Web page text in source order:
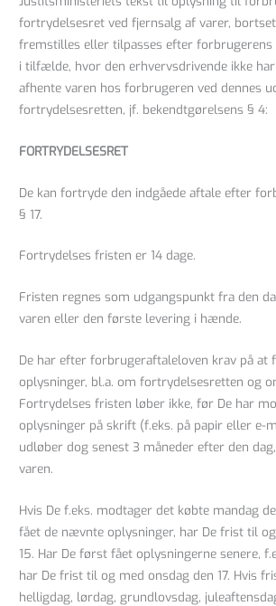
fortrydelsesret ved fjernsalg af varer,
fremstilles eller tilpasses efter forbrugerens
i tilfælde, hvor den erhvervsdrivende ikke
afhente varen hos forbrugeren ved dennes
fortrydelsesretten, jf. bekendtgørelsens § 4:
FORTRYDELSESRET
De kan fortryde den indgåede aftale efter
§ 17.
Fortrydelses fristen er 14 dage.
Fristen regnes som udgangspunkt fra den
varen eller den første levering i hænde.
De har efter forbrugeraftaleloven krav på at
oplysninger, bl.a. om fortrydelsesretten og
Fortrydelses fristen løber ikke, før De har
oplysninger på skrift (f.eks. på papir eller e-
udløber dog senest 3 måneder efter den
varen.
Hvis De f.eks. modtager det købte mandag
fået de nævnte oplysninger, har De frist til
15. Har De først fået oplysningerne senere,
har De frist til og med onsdag den 17. Hvis
helligdag, lørdag, grundlovsdag,